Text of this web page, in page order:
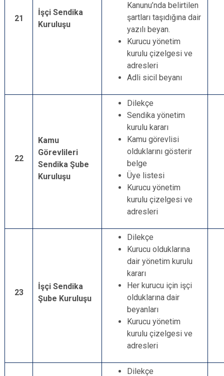
21
İşçi Sendika
Kuruluşu
Kanunu’nda belirtilen
şartları taşıdığına dair
yazılı beyan.
Kurucu yönetim
kurulu çizelgesi ve
adresleri
Adli sicil beyanı
22
Kamu
Görevlileri
Sendika Şube
Kuruluşu
Dilekçe
Sendika yönetim
kurulu kararı
Kamu görevlisi
olduklarını gösterir
belge
Üye listesi
Kurucu yönetim
kurulu çizelgesi ve
adresleri
23
İşçi Sendika
Şube Kuruluşu
Dilekçe
Kurucu olduklarına
dair yönetim kurulu
kararı
Her kurucu için işçi
olduklarına dair
beyanları
Kurucu yönetim
kurulu çizelgesi ve
adresleri
Dilekçe